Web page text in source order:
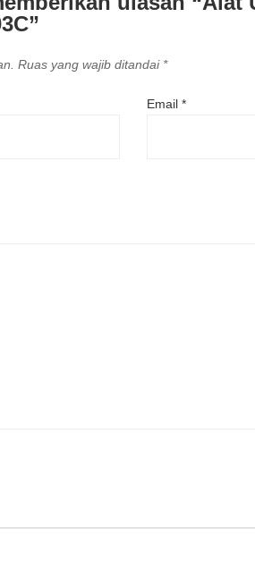
Ruas yang wajib ditandai *
Email *